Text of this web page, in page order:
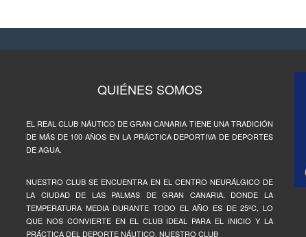
QUIÉNES SOMOS
EL REAL CLUB NÁUTICO DE GRAN CANARIA TIENE UNA TRADICIÓN
DE MÁS DE 100 AÑOS EN LA PRÁCTICA DEPORTIVA DE DEPORTES
DE AGUA.
NUESTRO CLUB SE ENCUENTRA EN EL CENTRO NEURÁLGICO DE
LA CIUDAD DE LAS PALMAS DE GRAN CANARIA, DONDE LA
TEMPERATURA MEDIA DURANTE TODO EL AÑO ES DE 25ºC, LO
QUE NOS CONVIERTE EN EL CLUB IDEAL PARA EL INICIO Y LA
PRÁCTICA DEL DEPORTE NÁUTICO. NUESTRO CLUB